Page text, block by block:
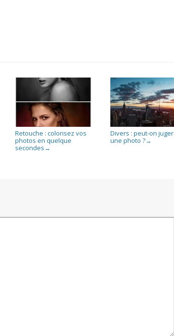
Retouche : colorisez vos
photos en quelque
secondes →
Divers : peut-on juger
une photo ?→